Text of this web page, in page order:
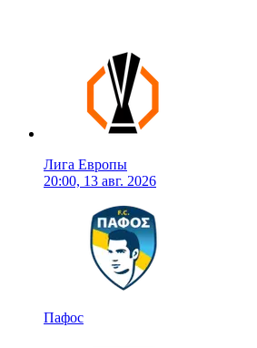
Лига Европы
20:00, 13 авг. 2026
Пафос